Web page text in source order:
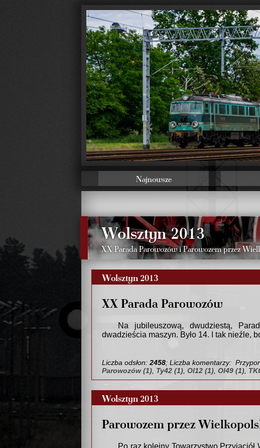
Najnowsze
Wolsztyn 2013
XX Parada Parowozów i Parowozem przez
Wolsztyn 2013
XX Parada Parowozów
Na jubileuszową, dwudziestą,
dwadzieścia maszyn. Było 14. I tak nieźle,
Liczba odsłon: 2458; Liczba komentarzy:
Parowozów (1) Ty42 (1) Ol12 (1) Ol49 (1)
Wolsztyn 2013
Parowozem przez
Po raz kolejny Towarzystwo